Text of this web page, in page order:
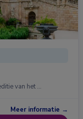
van het …
Meer informatie →